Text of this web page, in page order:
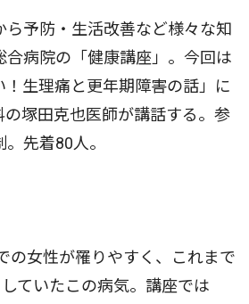
予防・生活改善など様々な知
合病院の「健康講座」。今回は
！生理痛と更年期障害の話」に
の塚田克也医師が講話する。参
先着80人。
女性が罹りやすく、これまで
ていたこの病気。講座では